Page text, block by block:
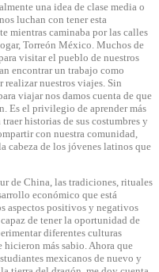
una idea de clase media o
luchan con tener esta
mientras caminaba por las calles
Torreón México. Muchos de
visitar el pueblo de nuestros
encontrar un trabajo como
realizar nuestros viajes. Sin
viajar nos damos cuenta de que
Es el privilegio de aprender más
traer historias de sus costumbres y
con nuestra comunidad,
cabeza de los jóvenes latinos que
de China, las tradiciones, rituales
económico que está
aspectos positivos y negativos
de tener la oportunidad de
diferentes culturas
más sabio. Ahora que
mexicanos de nuevo y